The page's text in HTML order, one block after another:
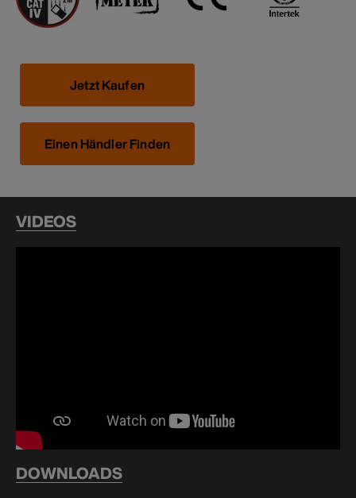
Jetzt Kaufen
Einen Händler Finden
VIDEOS
DOWNLOADS